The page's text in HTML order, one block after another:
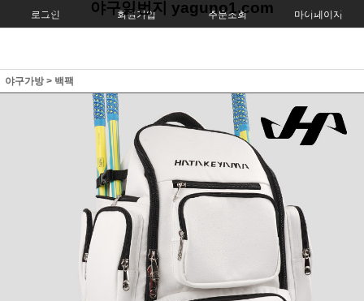
로그인 회원가입 주문조회 마이페이지
야구일번지 yaguno1.com
야구가방> 백팩